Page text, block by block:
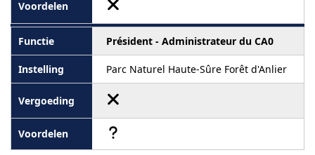
Président - Administrateur du CA0
Parc Naturel Haute-Sûre Forêt d'Anlier